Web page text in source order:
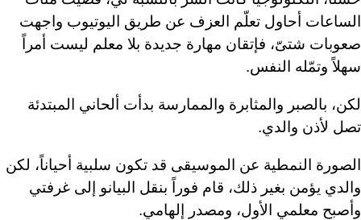
الساعات أحاول تعلّم العزف عن طريق اليوتيوب واجهت
صعوبات شتىّ، فإتقان مهارة جديدة بلا معلم ليست أمراً
سهلاً وتمّله النفس.
لكن، بالصبر والمثابرة والممارسة بدأت ألحاني المبتدئة
تصل لأذن والدي.
الصورة النمطية عن الموسيقى قد تكون سلبية أحياناً، لكن
والدي يؤمن بغير ذلك، قام فوراً بنقل البيانو إلى غرفتي
وأصبح معلمي الأول، ومصدر إلهامي.